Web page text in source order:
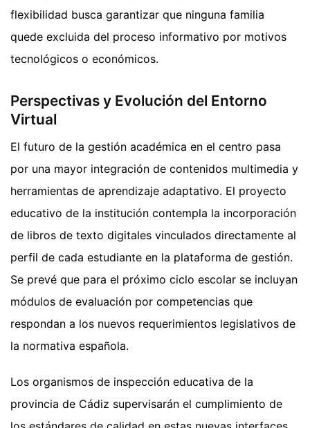
flexibilidad busca garantizar que ninguna familia
quede excluida del proceso informativo por motivos
tecnológicos o económicos.
Perspectivas y Evolución del Entorno
Virtual
El futuro de la gestión académica en el centro pasa
por una mayor integración de contenidos multimedia y
herramientas de aprendizaje adaptativo. El proyecto
educativo de la institución contempla la incorporación
de libros de texto digitales vinculados directamente al
perfil de cada estudiante en la plataforma de gestión.
Se prevé que para el próximo ciclo escolar se incluyan
módulos de evaluación por competencias que
respondan a los nuevos requerimientos legislativos de
la normativa española.
Los organismos de inspección educativa de la
provincia de Cádiz supervisarán el cumplimiento de